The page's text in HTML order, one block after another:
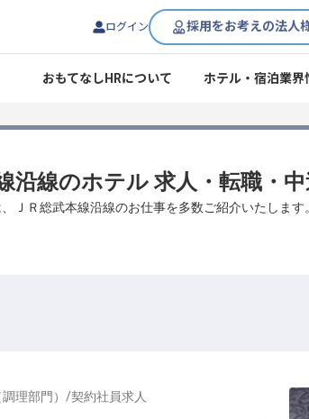
ログイン 採用をお考えの法人
おもてなしHRについて ホテル・宿泊業界
沿線のホテル 求人・転職・
ＪＲ総武本線沿線のお仕事を多数ご紹介いたします
理部門） /契約社員求人